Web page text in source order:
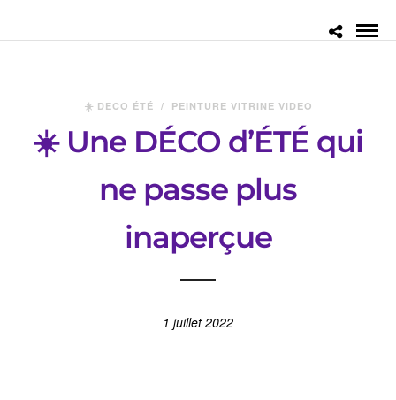
☀️ DECO ÉTÉ / PEINTURE VITRINE VIDEO
☀️ Une DÉCO d’ÉTÉ qui
ne passe plus
inaperçue
1 juillet 2022